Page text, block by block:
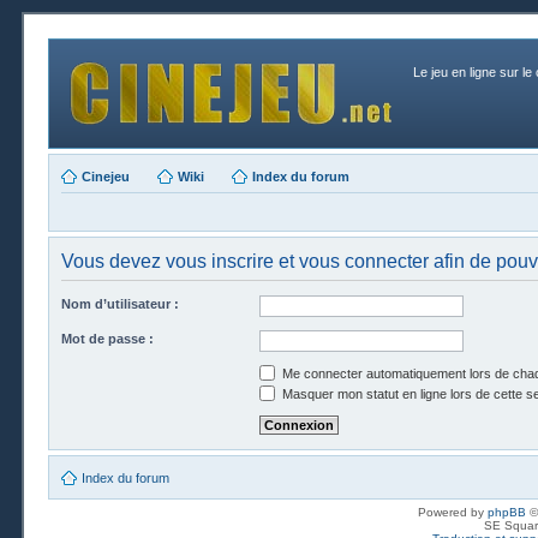
Le jeu en ligne sur le
Cinejeu Wiki Index du forum
Vous devez vous inscrire et vous connecter afin de
Nom d’utilisateur :
Mot de passe :
Me connecter automatiquement lors de
Masquer mon statut en ligne lors de cette
Index du forum
Powered by phpBB
SE